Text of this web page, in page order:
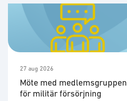
27 aug 2026
Möte med medlemsgruppen
för militär försörjning